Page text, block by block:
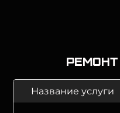
Название услуги